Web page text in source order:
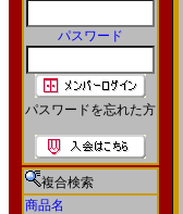
パスワード
パスワードを忘れた方
複合検索
商品名